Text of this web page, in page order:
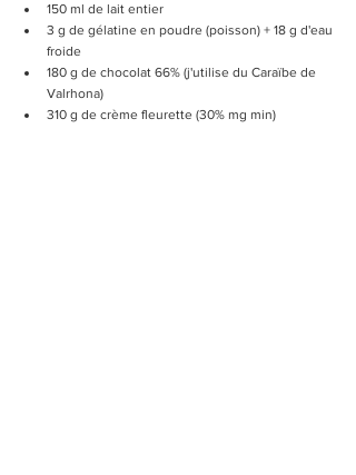
150 ml de lait entier
3 g de gélatine en poudre (poisson) + 18 g d'eau
froide
180 g de chocolat 66% (j'utilise du Caraïbe de
Valrhona)
310 g de crème fleurette (30% mg min)